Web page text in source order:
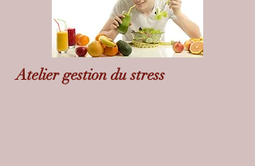
Atelier gestion du stress